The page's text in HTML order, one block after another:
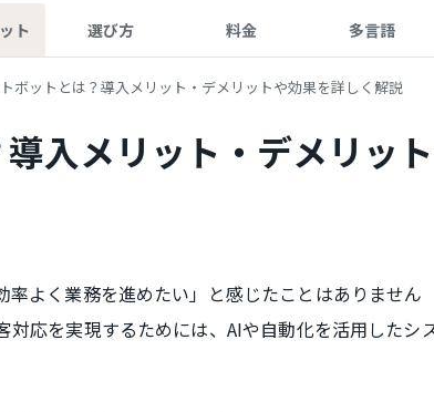
ト 選び方 料金 多言語
ボットとは？導入メリット・デメリットや効果を詳しく解説
入メリット・デメリッ
よく業務を進めたい」と感じたことはありません
応を実現するためには、AIや自動化を活用したシ